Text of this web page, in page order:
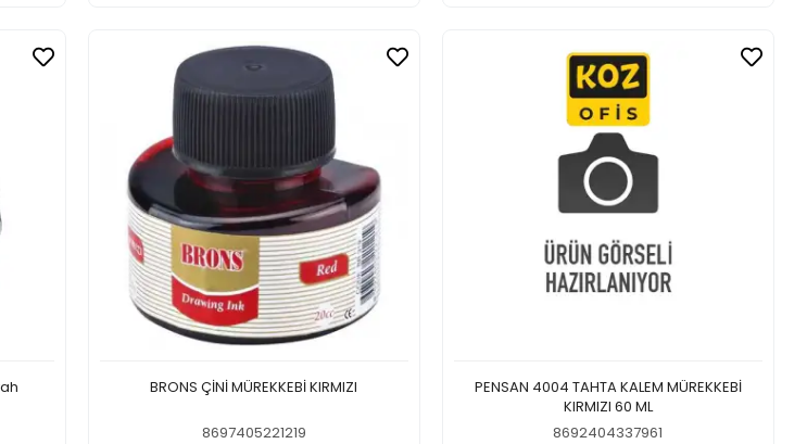
BRONS ÇİNİ MÜREKKEBİ KIRMIZI
8697405221219
PENSAN 4004 TAHTA KALEM MÜREKKEBİ
KIRMIZI 60 ML
8692404337961